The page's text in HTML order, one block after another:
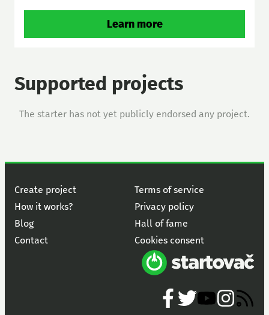
Learn more
Supported projects
The starter has not yet publicly endorsed any project.
Create project
How it works?
Blog
Contact
Terms of service
Privacy policy
Hall of fame
Cookies consent